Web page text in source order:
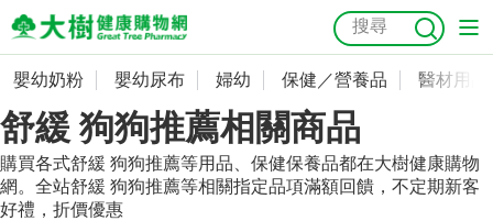
嬰幼奶粉
嬰幼尿布
婦幼
抗菌 尿布 大樹獨家 益生菌 魚油 幼兒米餅 貓砂
奶瓶奶嘴
會員資料及密碼修改
常用收件人清單
訂單查詢
嬰幼奶粉 嬰幼尿布 婦幼 保健／營養品 醫材用品
舒緩 狗狗推薦相關商品
購買各式舒緩 狗狗推薦等用品、保健保養品都在大樹健康購物
網。全站舒緩 狗狗推薦等相關指定品項滿額回饋，不定期新客
好禮，折價優惠